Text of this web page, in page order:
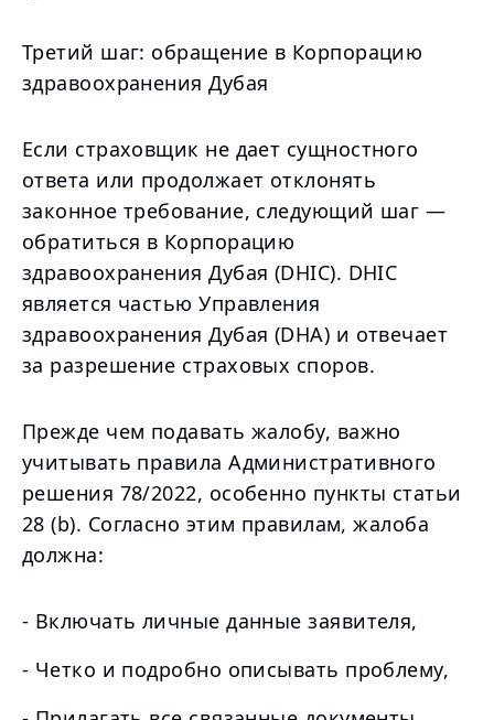
Третий шаг: обращение в Корпорацию
здравоохранения Дубая
Если страховщик не дает сущностного
ответа или продолжает отклонять
законное требование, следующий шаг —
обратиться в Корпорацию
здравоохранения Дубая (DHIC). DHIC
является частью Управления
здравоохранения Дубая (DHA) и отвечает
за разрешение страховых споров.
Прежде чем подавать жалобу, важно
учитывать правила Административного
решения 78/2022, особенно пункты статьи
28 (b). Согласно этим правилам, жалоба
должна:
- Включать личные данные заявителя,
- Четко и подробно описывать проблему,